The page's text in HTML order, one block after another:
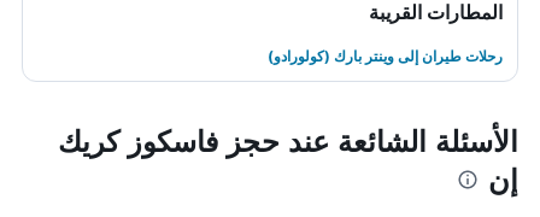
المطارات القريبة
رحلات طيران إلى وينتر بارك (كولورادو)
الأسئلة الشائعة عند حجز فاسكوز كريك
إن